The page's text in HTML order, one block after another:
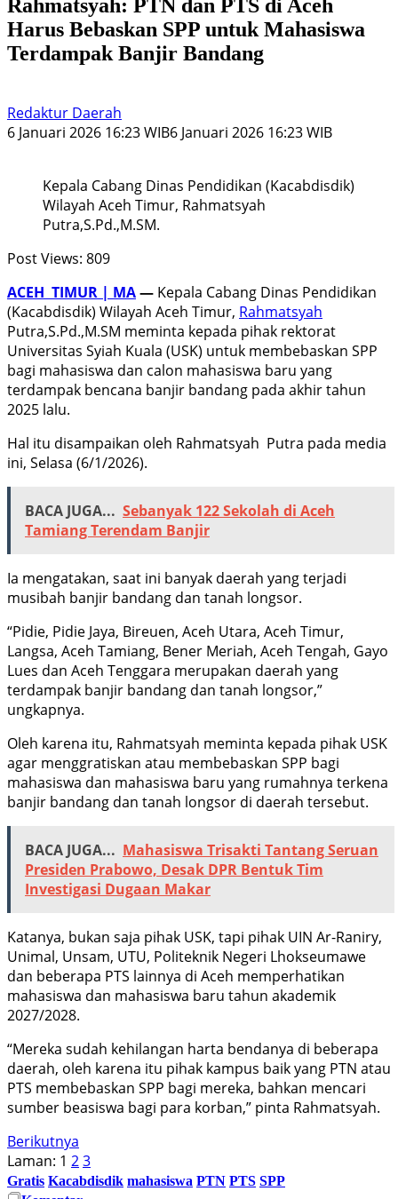
Rahmatsyah: PTN dan PTS di Aceh
Harus Bebaskan SPP untuk Mahasiswa
Terdampak Banjir Bandang
Redaktur Daerah
6 Januari 2026 16:23 WIB6 Januari 2026 16:23 WIB
Kepala Cabang Dinas Pendidikan (Kacabdisdik)
Wilayah Aceh Timur, Rahmatsyah
Putra,S.Pd.,M.SM.
Post Views: 809
ACEH TIMUR | MA— Kepala Cabang Dinas Pendidikan
(Kacabdisdik) Wilayah Aceh Timur, Rahmatsyah
Putra,S.Pd.,M.SM meminta kepada pihak rektorat
Universitas Syiah Kuala (USK) untuk membebaskan SPP
bagi mahasiswa dan calon mahasiswa baru yang
terdampak bencana banjir bandang pada akhir tahun
2025 lalu.
Hal itu disampaikan oleh Rahmatsyah Putra pada media
ini, Selasa (6/1/2026).
BACA JUGA... Sebanyak 122 Sekolah di Aceh
Tamiang Terendam Banjir
Ia mengatakan, saat ini banyak daerah yang terjadi
musibah banjir bandang dan tanah longsor.
“Pidie, Pidie Jaya, Bireuen, Aceh Utara, Aceh Timur,
Langsa, Aceh Tamiang, Bener Meriah, Aceh Tengah, Gayo
Lues dan Aceh Tenggara merupakan daerah yang
terdampak banjir bandang dan tanah longsor,”
ungkapnya.
Oleh karena itu, Rahmatsyah meminta kepada pihak USK
agar menggratiskan atau membebaskan SPP bagi
mahasiswa dan mahasiswa baru yang rumahnya terkena
banjir bandang dan tanah longsor di daerah tersebut.
BACA JUGA... Mahasiswa Trisakti Tantang Seruan
Presiden Prabowo, Desak DPR Bentuk Tim
Investigasi Dugaan Makar
Katanya, bukan saja pihak USK, tapi pihak UIN Ar-Raniry,
Unimal, Unsam, UTU, Politeknik Negeri Lhokseumawe
dan beberapa PTS lainnya di Aceh memperhatikan
mahasiswa dan mahasiswa baru tahun akademik
2027/2028.
“Mereka sudah kehilangan harta bendanya di beberapa
daerah, oleh karena itu pihak kampus baik yang PTN atau
PTS membebaskan SPP bagi mereka, bahkan mencari
sumber beasiswa bagi para korban,” pinta Rahmatsyah.
Berikutnya
Laman: 1 23
Gratis Kacabdisdik mahasiswa PTN PTS SPP